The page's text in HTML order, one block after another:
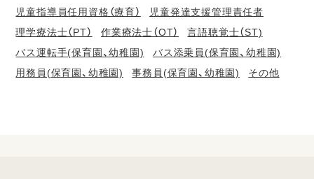
児童指導員任用資格（療育）
児童発達支援管理責任者
理学療法士（PT）
作業療法士（OT）
言語聴覚士（ST)
バス運転手(保育園、幼稚園)
バス添乗員(保育園、幼稚園)
用務員(保育園、幼稚園)
事務員(保育園、幼稚園) その他